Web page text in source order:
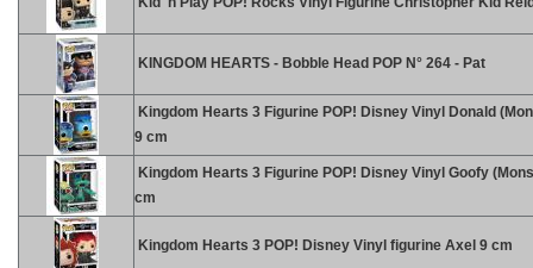
KINGDOM HEARTS - Bobble Head POP N° 264 - Pat
Kingdom Hearts 3 Figurine POP! Disney Vinyl Donald
9 cm
Kingdom Hearts 3 Figurine POP! Disney Vinyl Goofy
cm
Kingdom Hearts 3 POP! Disney Vinyl figurine Axel 9 cm